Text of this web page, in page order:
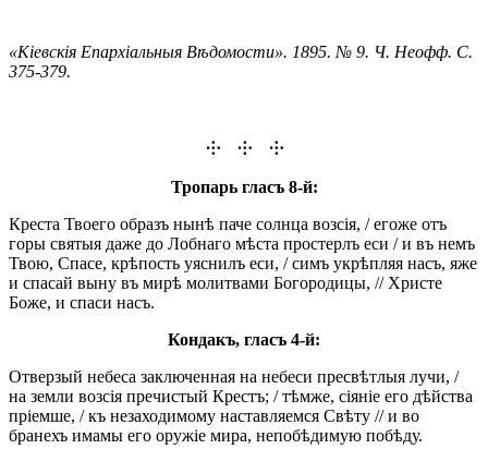
«Кіевскія Епархіальныя Вѣдомости». 1895. № 9. Ч. Неофф. С.
375-379.
⸭ ⸭ ⸭
Тропарь гласъ 8-й:
Креста Твоего образъ нынѣ паче солнца возсія, / егоже отъ
горы святыя даже до Лобнаго мѣста простерлъ еси / и въ немъ
Твою, Спасе, крѣпость уяснилъ еси, / симъ укрѣпляя насъ, яже
и спасай выну въ мирѣ молитвами Богородицы, // Христе
Боже, и спаси насъ.
Кондакъ, гласъ 4-й:
Отверзый небеса заключенная на небеси пресвѣтлыя лучи, /
на земли возсія пречистый Крестъ; / тѣмже, сіяніе его дѣйства
пріемше, / къ незаходимому наставляемся Свѣту // и во
бранехъ имамы его оружіе мира, непобѣдимую побѣду.